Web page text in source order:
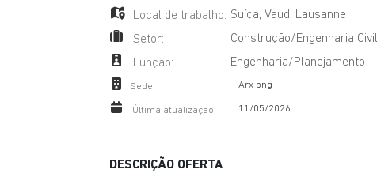
Local de trabalho: Suíça Vaud Lausanne
Setor:
Construção/Engenharia Civil
Função:
Engenharia/Planejamento
Sede: Arx png
Última atualização: 11/05/2026
DESCRIÇÃO OFERTA